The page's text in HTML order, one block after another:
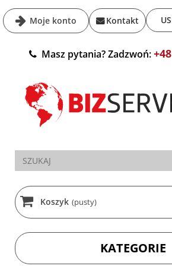
Moje konto Kontakt
Masz pytania? Zadzwoń:
Koszyk (pusty)
KATEGORIE